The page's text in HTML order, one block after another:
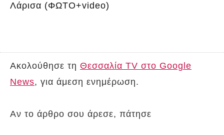
Ακολούθησε τη Θεσσαλία TV στο Google
News, για άμεση ενημέρωση.
Αν το άρθρο σου άρεσε, πάτησε